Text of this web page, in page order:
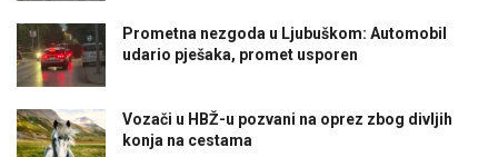
Prometna nezgoda u Ljubuškom: Automobil
udario pješaka, promet usporen
Vozači u HBŽ-u pozvani na oprez zbog divljih
konja na cestama